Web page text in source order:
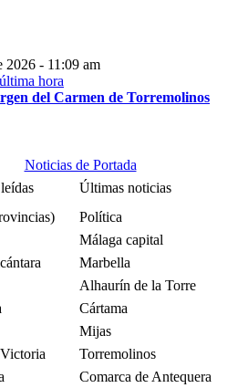
2026 - 11:09 am
del Carmen de Torremolinos
Noticias de Portada
Últimas noticias
Política
Málaga capital
Marbella
Alhaurín de la Torre
Cártama
Mijas
Torremolinos
Comarca de Antequera